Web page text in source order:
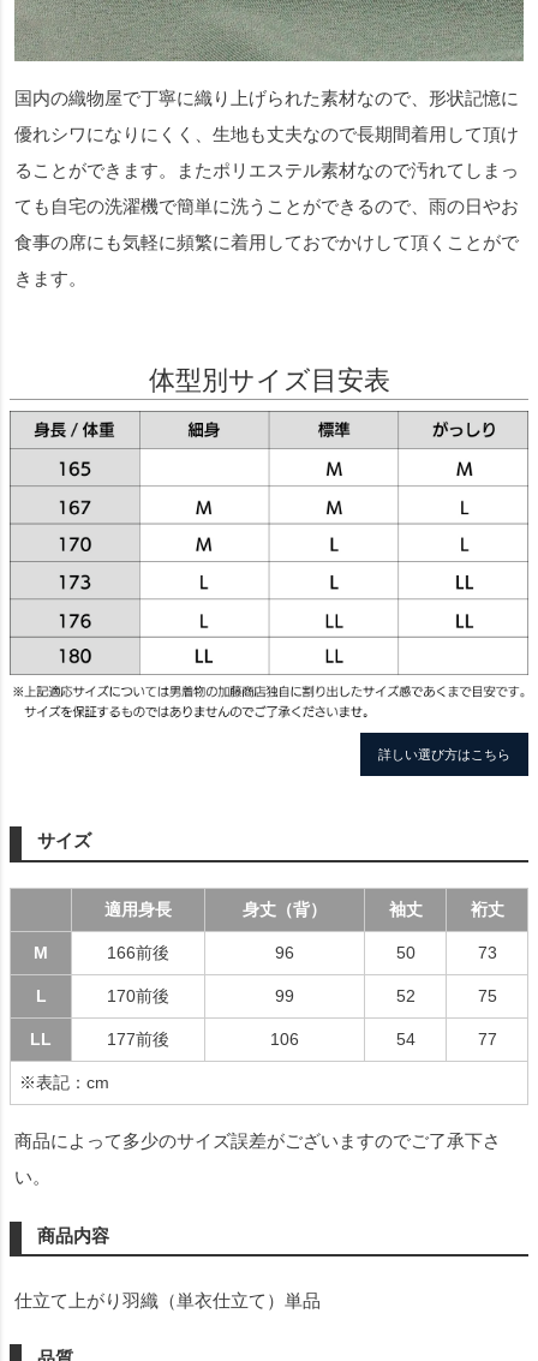
国内の織物屋で丁寧に織り上げられた素材なので、形状記憶に
優れシワになりにくく、生地も丈夫なので長期間着用して頂け
ることができます。またポリエステル素材なので汚れてしまっ
ても自宅の洗濯機で簡単に洗うことができるので、雨の日やお
食事の席にも気軽に頻繁に着用しておでかけして頂くことがで
きます。
体型別サイズ目安表
詳しい選び方はこちら
サイズ
適用身長 身丈（背） 袖丈 裄丈
M 166前後 96 50 73
L 170前後 99 52 75
LL 177前後 106 54 77
※表記：cm
商品によって多少のサイズ誤差がございますのでご了承下さ
い。
商品内容
仕立て上がり羽織（単衣仕立て）単品